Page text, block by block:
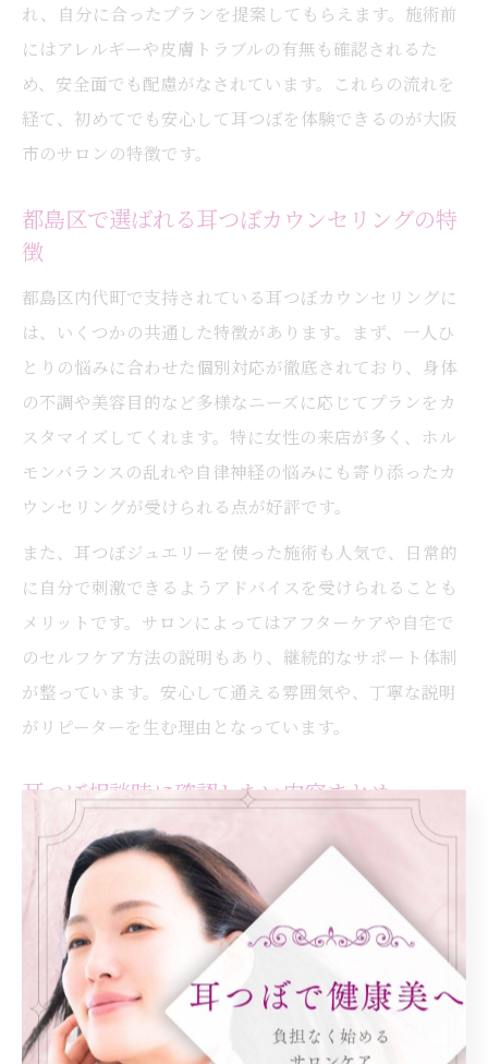
れ、自分に合ったプランを提案してもらえます。施術前
にはアレルギーや皮膚トラブルの有無も確認されるた
め、安全面でも配慮がなされています。これらの流れを
経て、初めてでも安心して耳つぼを体験できるのが大阪
市のサロンの特徴です。
都島区で選ばれる耳つぼカウンセリングの特
徴
都島区内代町で支持されている耳つぼカウンセリングに
は、いくつかの共通した特徴があります。まず、一人ひ
とりの悩みに合わせた個別対応が徹底されており、身体
の不調や美容目的など多様なニーズに応じてプランをカ
スタマイズしてくれます。特に女性の来店が多く、ホル
モンバランスの乱れや自律神経の悩みにも寄り添ったカ
ウンセリングが受けられる点が好評です。
また、耳つぼジュエリーを使った施術も人気で、日常的
に自分で刺激できるようアドバイスを受けられることも
メリットです。サロンによってはアフターケアや自宅で
のセルフケア方法の説明もあり、継続的なサポート体制
が整っています。安心して通える雰囲気や、丁寧な説明
がリピーターを生む理由となっています。
耳つぼ相談時に確認したい内容まとめ
初回カウンセリング時に確認しておきたいポイントとし
ては、施術メニューの内容や料金体系、耳つぼジュエリ
ーの素材やアレルギー対策、施術後の注意事項などが挙
げられます。特に「耳つぼジュエリーは医療行為ではな
いが、肌が敏感な方は事前に相談が必要」といった注意
点の説明は重要です。
また、耳つぼ施術の効果持続期間や、どのくらいの頻度